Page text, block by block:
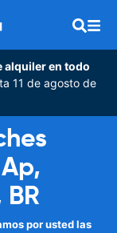
alquiler en todo
11 de agosto de
por usted las